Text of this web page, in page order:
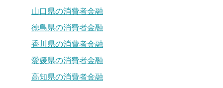
山口県の消費者金融
徳島県の消費者金融
香川県の消費者金融
愛媛県の消費者金融
高知県の消費者金融